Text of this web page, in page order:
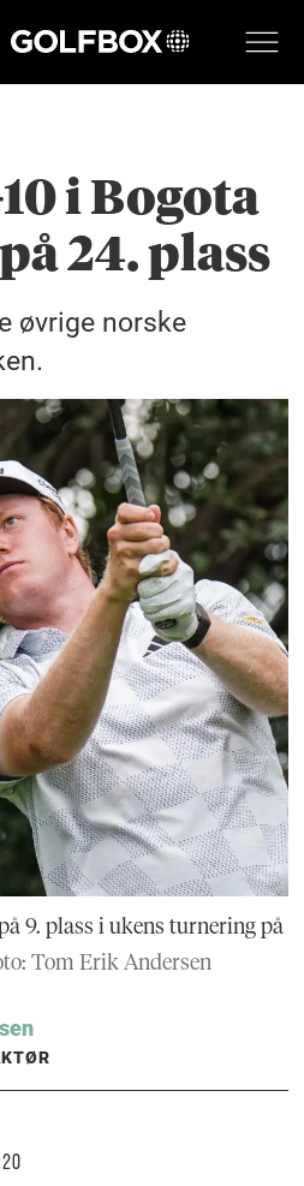
GOLFBOX
i Bogota
24. plass
øvrige norske
9. plass i ukens turnering på
Tom Erik Andersen